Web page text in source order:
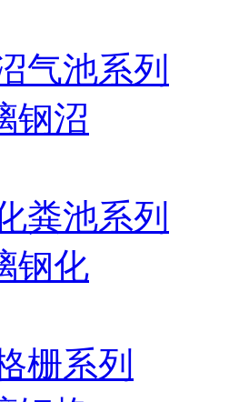
气池系列
钢沼
粪池系列
钢化
栅系列